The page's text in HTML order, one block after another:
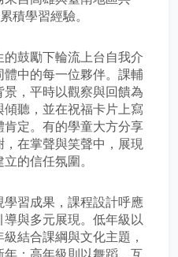
積學習經驗。
鼓勵下輪流上台自我介
中的每一位夥伴。課輔
，平時以觀察與回饋為
聽，並在祝福卡片上寫
定。有的學童大方分享
在掌聲與笑聲中，展現
的信任氛圍。
習成果，課程設計呼應
與多元展現。低年級以
結合課綱與文化主題，
；高年級則以舞蹈、互